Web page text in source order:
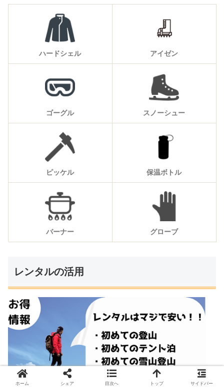
ハードシェル アイゼン
ゴーグル スノーシュー
ピッケル 保温ボトル
バーナー グローブ
レンタルの活用
ホーム シェア 目次へ トップ サイドバー